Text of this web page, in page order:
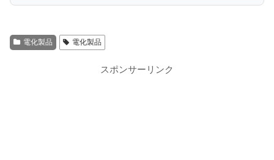
電化製品 電化製品
スポンサーリンク